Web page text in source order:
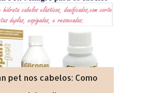
pet nos cabelos: Como